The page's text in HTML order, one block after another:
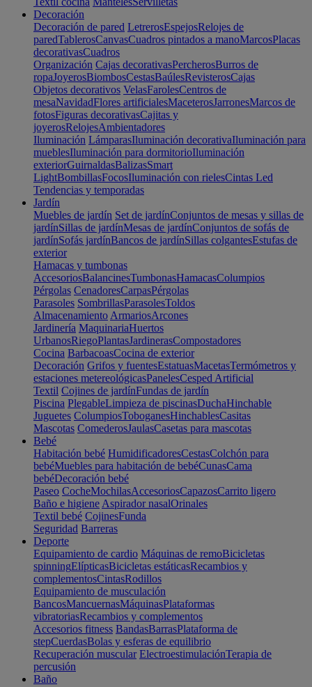
Decoración
Decoración de pared LetrerosEspejosRelojes de
paredTablerosCanvasCuadros pintados a manoMarcosPlacas
decorativasCuadros
Organización Cajas decorativasPercherosBurros de
ropaJoyerosBiombosCestasBaúlesRevisterosCajas
Objetos decorativos VelasFarolesCentros de
mesaNavidadFlores artificialesMaceterosJarronesMarcos de
fotosFiguras decorativasCajitas y
joyerosRelojesAmbientadores
Iluminación LámparasIluminación decorativaIluminación para
mueblesIluminación para dormitorioIluminación
exteriorGuirnaldasBalizasSmart
LightBombillasFocosIluminación con rielesCintas Led
Tendencias y temporadas
Jardín
Muebles de jardín Set de jardínConjuntos de mesas y sillas de
jardínSillas de jardínMesas de jardínConjuntos de sofás de
jardínSofás jardínBancos de jardínSillas colgantesEstufas de
exterior
Hamacas y tumbonas
AccesoriosBalancinesTumbonasHamacasColumpios
Pérgolas CenadoresCarpasPérgolas
Parasoles SombrillasParasolesToldos
Almacenamiento ArmariosArcones
Jardinería MaquinariaHuertos
UrbanosRiegoPlantasJardinerasCompostadores
Cocina BarbacoasCocina de exterior
Decoración Grifos y fuentesEstatuasMacetasTermómetros y
estaciones metereológicasPanelesCesped Artificial
Textil Cojines de jardínFundas de jardín
Piscina PlegableLimpieza de piscinasDuchaHinchable
Juguetes ColumpiosToboganesHinchablesCasitas
Mascotas ComederosJaulasCasetas para mascotas
Bebé
Habitación bebé HumidificadoresCestasColchón para
bebéMuebles para habitación de bebéCunasCama
bebéDecoración bebé
Paseo CocheMochilasAccesoriosCapazosCarrito ligero
Baño e higiene Aspirador nasalOrinales
Textil bebé CojinesFunda
Seguridad Barreras
Deporte
Equipamiento de cardio Máquinas de remoBicicletas
spinningElípticasBicicletas estáticasRecambios y
complementosCintasRodillos
Equipamiento de musculación
BancosMancuernasMáquinasPlataformas
vibratoriasRecambios y complementos
Accesorios fitness BandasBarrasPlataforma de
stepCuerdasBolas y esferas de equilibrio
Recuperación muscular ElectroestimulaciónTerapia de
percusión
Baño